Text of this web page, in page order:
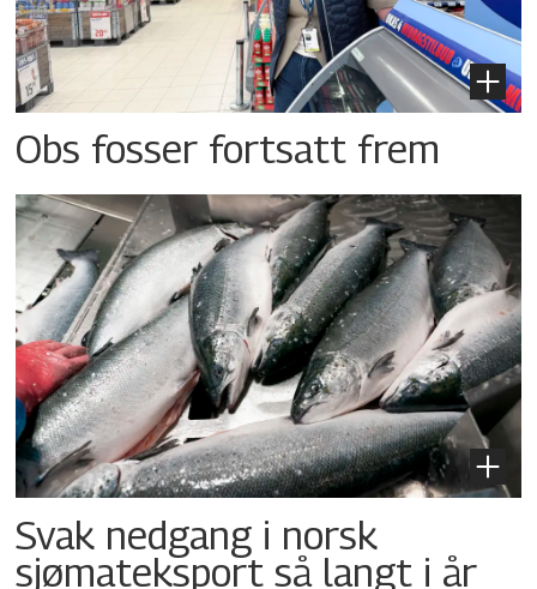
Obs fosser fortsatt frem
Svak nedgang i norsk
sjømateksport så langt i år